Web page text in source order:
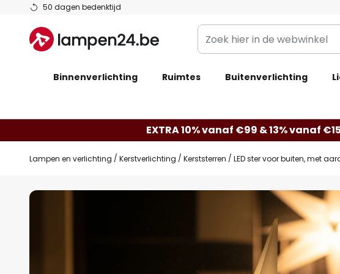
50 dagen bedenktijd
Ga
de
inhoud
Zoek
hier
de
Binnenverlichting Ruimtes Buitenverlichting
EXTRA 10% vanaf €99 & 13% vanaf
Lampen en verlichting Kerstverlichting Kerststerren LED ster voor buiten, met
Ga